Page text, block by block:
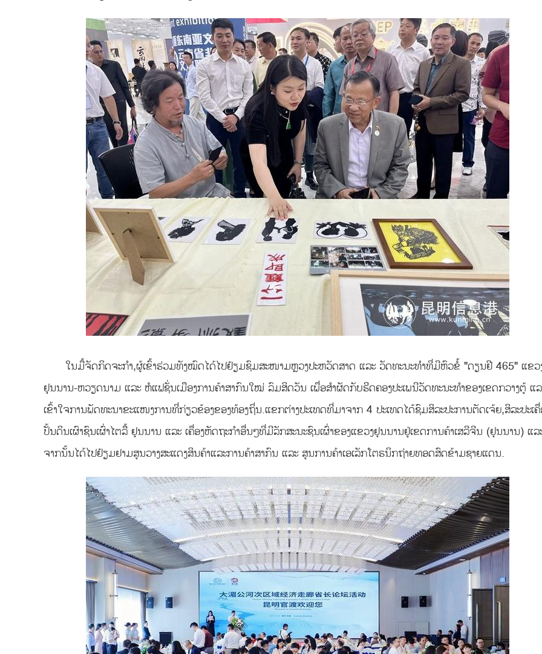
ໃນມື້ຈັດກິດຈະກຳ,ຜູ້ເຂົ້າຮ່ວມທັງໝົດໄດ້ໄປຢ້ຽມຊົມສະໜາມຫຼວງປະຫວັດສາດ ແລະ ວັດທະນະທຳທີ່ມີຫົວຂໍ້ "ດຽນຢີ 465" ແຂວ
ຢຸນນານ-ຫວຽດນາມ ແລະ ຫໍແຟຊັ່ນເມືອງການຄ້າສາກົນໃໝ່ ລົມສິດວັນ ເພື່ອສຳຜັດກັບຮີດຄອງປະເພນີວັດທະນະທຳຂອງເຂດກວາງຕູ້ ແ
ເຂົ້າໃຈການພັດທະນາຂະແໜງການທີ່ກ່ຽວຂ້ອງຂອງທ້ອງຖິ່ນ.ແຂກຕ່າງປະເທດທີ່ມາຈາກ 4 ປະເທດໄດ້ຊົມສິລະປະການຕັດເຈ້ຍ,ສິລະປະເຄື່
ປັ້ນດິນເຜົາຊົນເຜົ່າໄຕລື້ ຢຸນນານ ແລະ ເຄື່ອງຫັດຖະກຳອື່ນໆທີ່ມີລັກສະນະຊົນເຜົ່າຂອງແຂວງຢຸນນານຢູ່ເຂດການຄ້າເສລີຈີນ (ຢຸນນານ) ແລ
ຈາກນັ້ນໄດ້ໄປຢ້ຽມຢາມສູນວາງສະແດງສິນຄ້າແລະການຄ້າສາກົນ ແລະ ສູນການຄ້າເອເລັກໂຕຣນິກຖ່າຍທອດສົດຂ້າມຊາຍແດນ.